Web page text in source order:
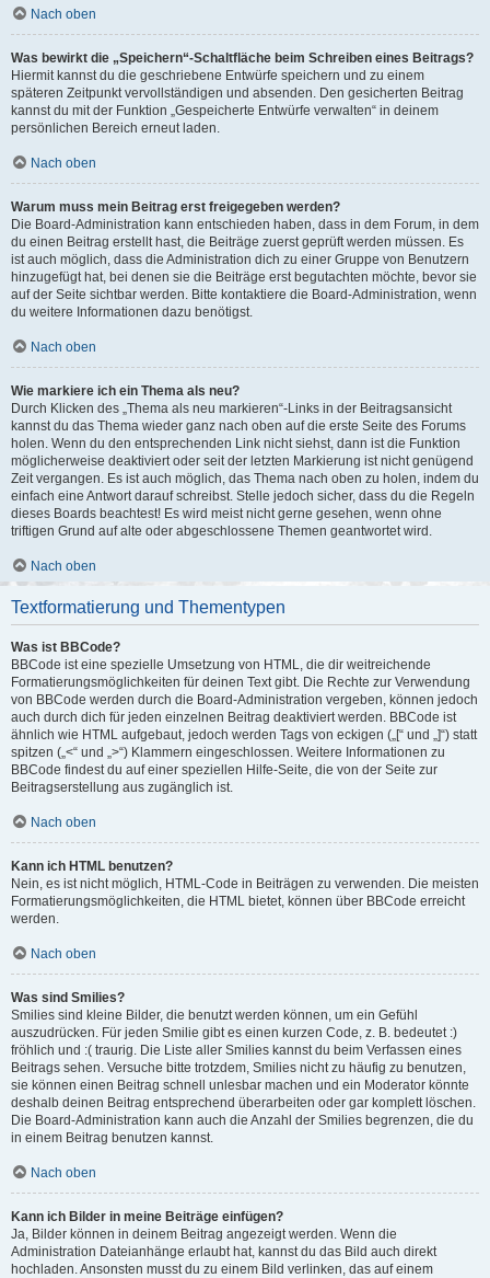
Nach oben
Was bewirkt die „Speichern“-Schaltfläche beim Schreiben eines Beitrags?
Hiermit kannst du die geschriebene Entwürfe speichern und zu einem
späteren Zeitpunkt vervollständigen und absenden. Den gesicherten Beitrag
kannst du mit der Funktion „Gespeicherte Entwürfe verwalten“ in deinem
persönlichen Bereich erneut laden.
Nach oben
Warum muss mein Beitrag erst freigegeben werden?
Die Board-Administration kann entschieden haben, dass in dem Forum, in dem
du einen Beitrag erstellt hast, die Beiträge zuerst geprüft werden müssen. Es
ist auch möglich, dass die Administration dich zu einer Gruppe von Benutzern
hinzugefügt hat, bei denen sie die Beiträge erst begutachten möchte, bevor sie
auf der Seite sichtbar werden. Bitte kontaktiere die Board-Administration, wenn
du weitere Informationen dazu benötigst.
Nach oben
Wie markiere ich ein Thema als neu?
Durch Klicken des „Thema als neu markieren“-Links in der Beitragsansicht
kannst du das Thema wieder ganz nach oben auf die erste Seite des Forums
holen. Wenn du den entsprechenden Link nicht siehst, dann ist die Funktion
möglicherweise deaktiviert oder seit der letzten Markierung ist nicht genügend
Zeit vergangen. Es ist auch möglich, das Thema nach oben zu holen, indem du
einfach eine Antwort darauf schreibst. Stelle jedoch sicher, dass du die Regeln
dieses Boards beachtest! Es wird meist nicht gerne gesehen, wenn ohne
triftigen Grund auf alte oder abgeschlossene Themen geantwortet wird.
Nach oben
Textformatierung und Thementypen
Was ist BBCode?
BBCode ist eine spezielle Umsetzung von HTML, die dir weitreichende
Formatierungsmöglichkeiten für deinen Text gibt. Die Rechte zur Verwendung
von BBCode werden durch die Board-Administration vergeben, können jedoch
auch durch dich für jeden einzelnen Beitrag deaktiviert werden. BBCode ist
ähnlich wie HTML aufgebaut, jedoch werden Tags von eckigen („[“ und „]“) statt
spitzen („<“ und „>“) Klammern eingeschlossen. Weitere Informationen zu
BBCode findest du auf einer speziellen Hilfe-Seite, die von der Seite zur
Beitragserstellung aus zugänglich ist.
Nach oben
Kann ich HTML benutzen?
Nein, es ist nicht möglich, HTML-Code in Beiträgen zu verwenden. Die meisten
Formatierungsmöglichkeiten, die HTML bietet, können über BBCode erreicht
werden.
Nach oben
Was sind Smilies?
Smilies sind kleine Bilder, die benutzt werden können, um ein Gefühl
auszudrücken. Für jeden Smilie gibt es einen kurzen Code, z. B. bedeutet :)
fröhlich und :( traurig. Die Liste aller Smilies kannst du beim Verfassen eines
Beitrags sehen. Versuche bitte trotzdem, Smilies nicht zu häufig zu benutzen,
sie können einen Beitrag schnell unlesbar machen und ein Moderator könnte
deshalb deinen Beitrag entsprechend überarbeiten oder gar komplett löschen.
Die Board-Administration kann auch die Anzahl der Smilies begrenzen, die du
in einem Beitrag benutzen kannst.
Nach oben
Kann ich Bilder in meine Beiträge einfügen?
Ja, Bilder können in deinem Beitrag angezeigt werden. Wenn die
Administration Dateianhänge erlaubt hat, kannst du das Bild auch direkt
hochladen. Ansonsten musst du zu einem Bild verlinken, das auf einem